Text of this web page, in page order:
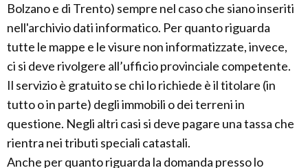
Bolzano e di Trento) sempre nel caso che siano inseriti
nell'archivio dati informatico. Per quanto riguarda
tutte le mappe e le visure non informatizzate, invece,
ci si deve rivolgere all’ufficio provinciale competente.
Il servizio è gratuito se chi lo richiede è il titolare (in
tutto o in parte) degli immobili o dei terreni in
questione. Negli altri casi si deve pagare una tassa che
rientra nei tributi speciali catastali.
Anche per quanto riguarda la domanda presso lo